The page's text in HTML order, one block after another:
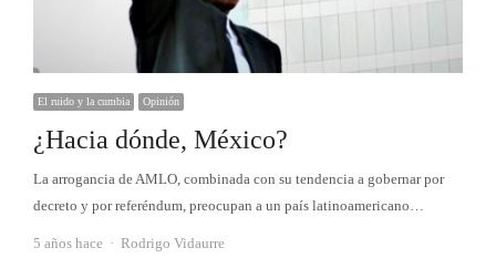
El ruido y la cumbia Opinión
¿Hacia dónde, México?
La arrogancia de AMLO, combinada con su tendencia a gobernar por
decreto y por referéndum, preocupan a un país latinoamericano…
5 años hace Autor
Rodrigo Vidaurre